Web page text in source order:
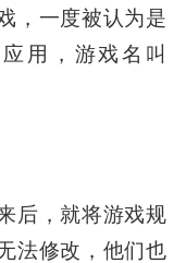
一度被认为是
用，游戏名叫
，就将游戏规
法修改，他们也